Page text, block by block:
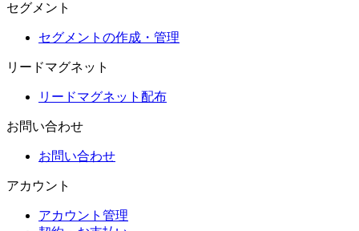
セグメント
セグメントの作成・管理
リードマグネット
リードマグネット配布
お問い合わせ
お問い合わせ
アカウント
アカウント管理